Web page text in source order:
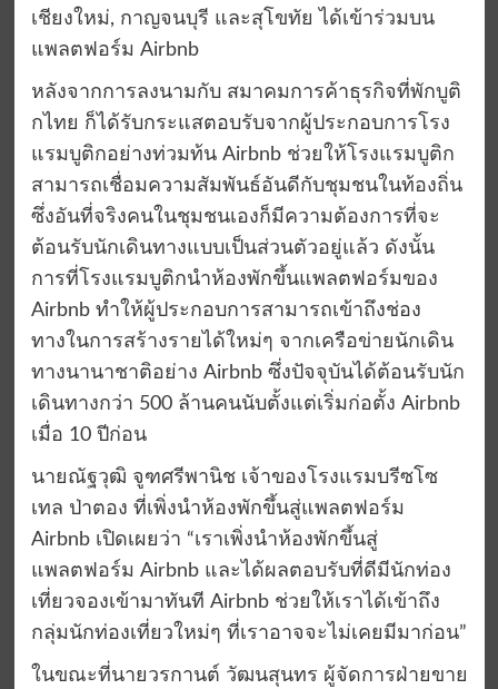
เชียงใหม่, กาญจนบุรี และสุโขทัย ได้เข้าร่วมบน
แพลตฟอร์ม Airbnb
หลังจากการลงนามกับ สมาคมการค้าธุรกิจที่พักบูติ
กไทย ก็ได้รับกระแสตอบรับจากผู้ประกอบการโรง
แรมบูติกอย่างท่วมท้น Airbnb ช่วยให้โรงแรมบูติก
สามารถเชื่อมความสัมพันธ์อันดีกับชุมชนในท้องถิ่น
ซึ่งอันที่จริงคนในชุมชนเองก็มีความต้องการที่จะ
ต้อนรับนักเดินทางแบบเป็นส่วนตัวอยู่แล้ว ดังนั้น
การที่โรงแรมบูติกนำห้องพักขึ้นแพลตฟอร์มของ
Airbnb ทำให้ผู้ประกอบการสามารถเข้าถึงช่อง
ทางในการสร้างรายได้ใหม่ๆ จากเครือข่ายนักเดิน
ทางนานาชาติอย่าง Airbnb ซึ่งปัจจุบันได้ต้อนรับนัก
เดินทางกว่า 500 ล้านคนนับตั้งแต่เริ่มก่อตั้ง Airbnb
เมื่อ 10 ปีก่อน
นายณัฐวุฒิ จูฑศรีพานิช เจ้าของโรงแรมบรีซโซ
เทล ป่าตอง ที่เพิ่งนำห้องพักขึ้นสู่แพลตฟอร์ม
Airbnb เปิดเผยว่า “เราเพิ่งนำห้องพักขึ้นสู่
แพลตฟอร์ม Airbnb และได้ผลตอบรับที่ดีมีนักท่อง
เที่ยวจองเข้ามาทันที Airbnb ช่วยให้เราได้เข้าถึง
กลุ่มนักท่องเที่ยวใหม่ๆ ที่เราอาจจะไม่เคยมีมาก่อน”
ในขณะที่นายวรกานต์ วัฒนสุนทร ผู้จัดการฝ่ายขาย